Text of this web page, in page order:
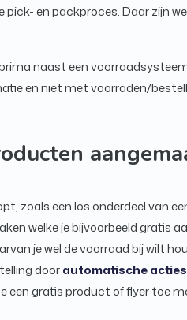
en packproces. Daar zijn
naast een
en niet met voorraden/
zoals een los onderdeel van
welke je bijvoorbeeld gratis
je wel de voorraad bij wilt
doorautomatische acties
een gratis product of flyer toe